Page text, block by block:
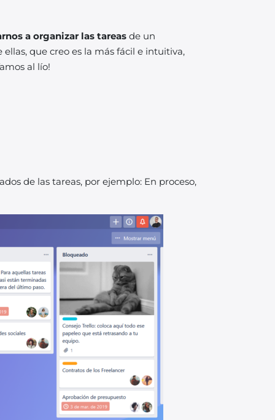
a organizar las tareas de un
que creo es la más fácil e intuitiva,
al lío!
de las tareas, por ejemplo: En proceso,